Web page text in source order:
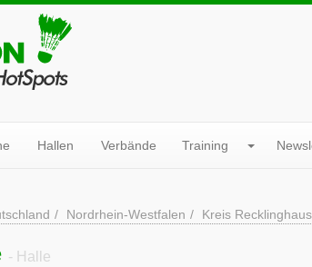
Hallen Verbände Training
Nordrhein-Westfalen Kreis
- Halle